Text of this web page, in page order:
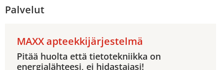
Palvelut
MAXX apteekkijärjestelmä
Pitää huolta että tietotekniikka on
energialähteesi, ei hidastajasi!